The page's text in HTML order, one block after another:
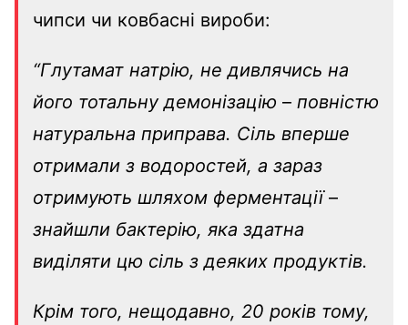
чипси чи ковбасні вироби:
“Глутамат натрію, не дивлячись на
його тотальну демонізацію – повністю
натуральна приправа. Сіль вперше
отримали з водоростей, а зараз
отримують шляхом ферментації–
знайшли бактерію, яка здатна
виділяти цю сіль з деяких продуктів.
Крім того, нещодавно, 20 років тому,